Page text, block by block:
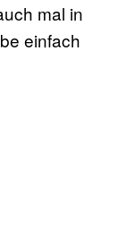
mal in
einfach